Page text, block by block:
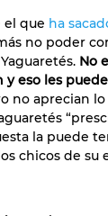
el que ha
no poder
No
eso les
no aprecian
la puede
chicos de su